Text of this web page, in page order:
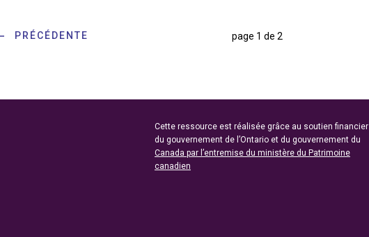
PRÉCÉDENTE page 1 de 2
Cette ressource est réalisée grâce au soutien financier
du gouvernement de l’Ontario et du gouvernement du
Canada par l’entremise du ministère du Patrimoine
canadien